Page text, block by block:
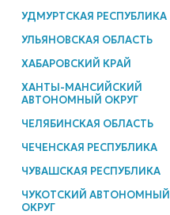
УДМУРТСКАЯ РЕСПУБЛИКА
УЛЬЯНОВСКАЯ ОБЛАСТЬ
ХАБАРОВСКИЙ КРАЙ
ХАНТЫ-МАНСИЙСКИЙ
АВТОНОМНЫЙ ОКРУГ
ЧЕЛЯБИНСКАЯ ОБЛАСТЬ
ЧЕЧЕНСКАЯ РЕСПУБЛИКА
ЧУВАШСКАЯ РЕСПУБЛИКА
ЧУКОТСКИЙ АВТОНОМНЫЙ
ОКРУГ